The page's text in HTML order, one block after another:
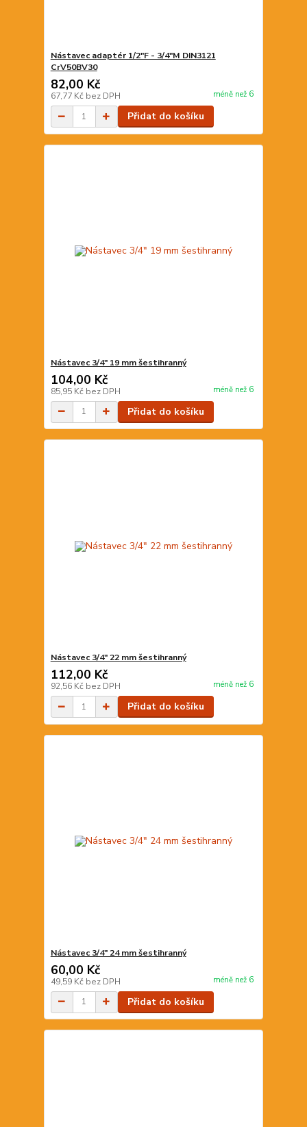
Nástavec adaptér 1/2"F - 3/4"M DIN3121
CrV50BV30
82,00 Kč
67,77 Kč bez DPH méně než 6
Přidat do košíku
Nástavec 3/4" 19 mm šestihranný
104,00 Kč
85,95 Kč bez DPH méně než 6
Přidat do košíku
Nástavec 3/4" 22 mm šestihranný
112,00 Kč
92,56 Kč bez DPH méně než 6
Přidat do košíku
Nástavec 3/4" 24 mm šestihranný
60,00 Kč
49,59 Kč bez DPH méně než 6
Přidat do košíku